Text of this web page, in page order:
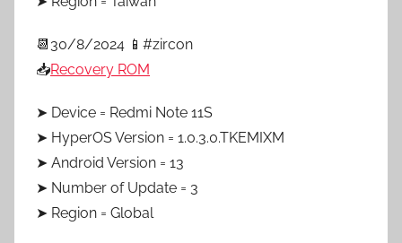
📆30/8/2024 📱#zircon
📥Recovery ROM
➤ Device = Redmi Note 11S
➤ HyperOS Version = 1.0.3.0.TKEMIXM
➤ Android Version = 13
➤ Number of Update = 3
➤ Region = Global